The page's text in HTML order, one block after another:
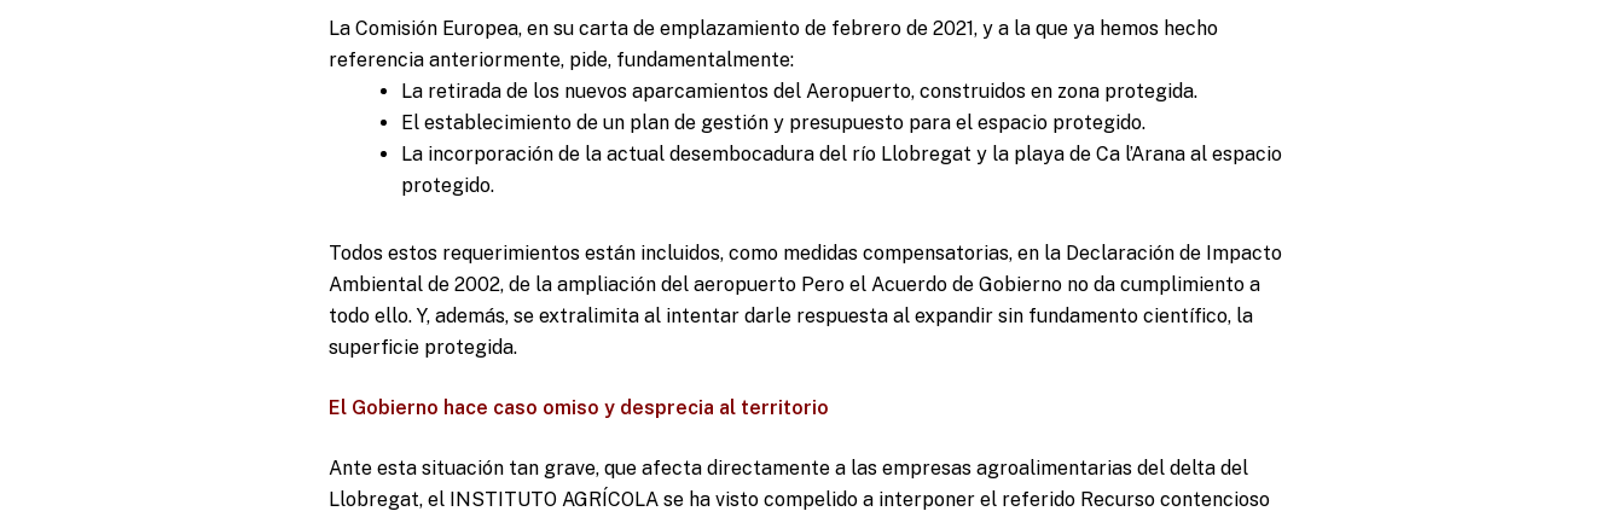
La Comisión Europea, en su carta de emplazamiento de febrero de 2021, y a la que ya hemos hecho
referencia anteriormente, pide, fundamentalmente:
La retirada de los nuevos aparcamientos del Aeropuerto, construidos en zona protegida.
El establecimiento de un plan de gestión y presupuesto para el espacio protegido.
La incorporación de la actual desembocadura del río Llobregat y la playa de Ca l’Arana al espacio
protegido.
Todos estos requerimientos están incluidos, como medidas compensatorias, en la Declaración de Impacto
Ambiental de 2002, de la ampliación del aeropuerto Pero el Acuerdo de Gobierno no da cumplimiento a
todo ello. Y, además, se extralimita al intentar darle respuesta al expandir sin fundamento científico, la
superficie protegida.
El Gobierno hace caso omiso y desprecia al territorio
Ante esta situación tan grave, que afecta directamente a las empresas agroalimentarias del delta del
Llobregat, el INSTITUTO AGRÍCOLA se ha visto compelido a interponer el referido Recurso contencioso